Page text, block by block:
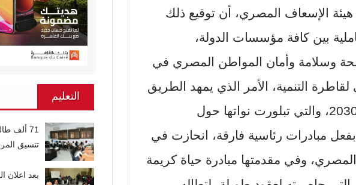
الإسعاف المصري، أن توقيع ذلك
بين كافة مؤسسات الدولة،
وسلامة وأمان المواطن المصري في
التنمية، الأمر الذي يمهد الطريق
أمام تحقيق رؤية القيادة السياسية لمصر 2030، والتي تبلورت نواتها حول
مبادرات رئاسية فارقة، انحازت في
المصري، وفي مقدمتها مبادرة حياة كريمة
التعليم
71 ألف
تنسيق
بعد اعلان